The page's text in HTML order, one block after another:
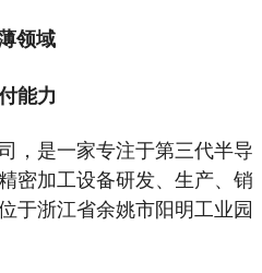
领域
能力
，是一家专注于第三代半导
密加工设备研发、生产、销
于浙江省余姚市阳明工业园